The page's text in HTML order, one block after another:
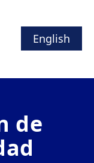
English
de